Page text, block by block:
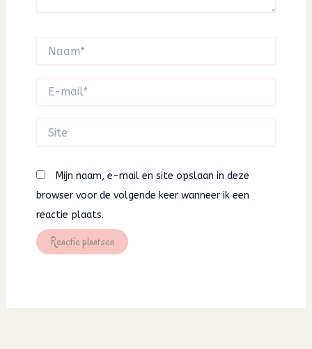
mail*
Mijn naam, e-mail en site opslaan in deze
browser voor de volgende keer wanneer ik een
reactie plaats.